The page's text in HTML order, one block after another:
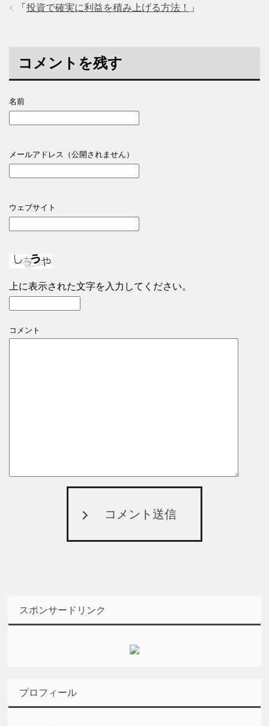
「 投資で確実に利益を積み上げる方法！ 」
コメントを残す
名前
メールアドレス（公開されません）
ウェブサイト
上に表示された文字を入力してください。
コメント
コメント送信
スポンサードリンク
プロフィール